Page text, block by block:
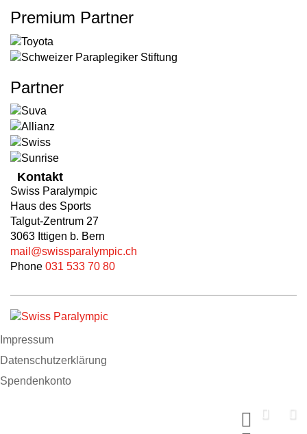
Premium Partner
Partner
Kontakt
Swiss Paralympic
Haus des Sports
Talgut-Zentrum 27
3063 Ittigen b. Bern
mail@swissparalympic.ch
Phone 031 533 70 80
Impressum
Datenschutzerklärung
Spendenkonto